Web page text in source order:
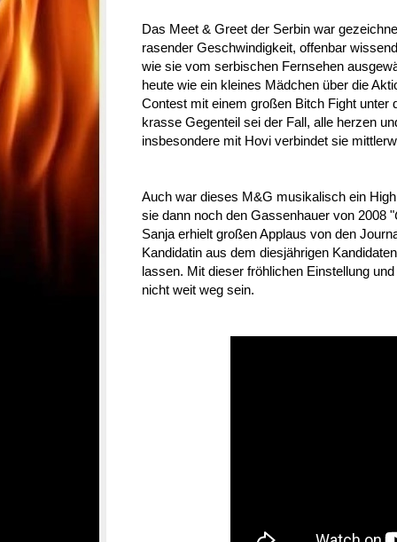
Das Meet & Greet der Serbin war
rasender Geschwindigkeit, offenbar
wie sie vom serbischen Fernsehen
heute wie ein kleines Mädchen über die
Contest mit einem großen Bitch Fight unter
krasse Gegenteil sei der Fall, alle herzen
insbesondere mit Hovi verbindet sie
Auch war dieses M&G musikalisch ein
sie dann noch den Gassenhauer von 2008 "
Sanja erhielt großen Applaus von den
Kandidatin aus dem diesjährigen
lassen. Mit dieser fröhlichen Einstellung
nicht weit weg sein.